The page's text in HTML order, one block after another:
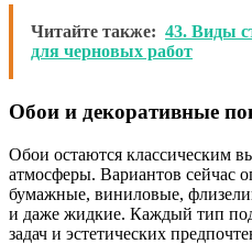
Читайте также: 43. Виды
для черновых работ
Обои и декоративные
Обои остаются классическим
атмосферы. Вариантов сейчас
бумажные, виниловые,
и даже жидкие. Каждый тип
задач и эстетических